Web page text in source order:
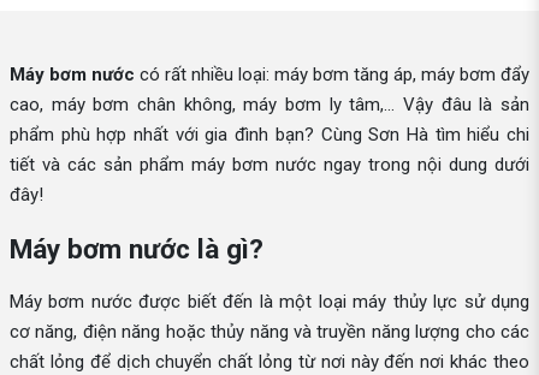
Máy bơm nước có rất nhiều loại: máy bơm tăng áp, máy bơm đẩy
cao, máy bơm chân không, máy bơm ly tâm,... Vậy đâu là sản
phẩm phù hợp nhất với gia đình bạn? Cùng Sơn Hà tìm hiểu chi
tiết và các sản phẩm máy bơm nước ngay trong nội dung dưới
đây!
Máy bơm nước là gì?
Máy bơm nước được biết đến là một loại máy thủy lực sử dụng
cơ năng, điện năng hoặc thủy năng và truyền năng lượng cho các
chất lỏng để dịch chuyển chất lỏng từ nơi này đến nơi khác theo